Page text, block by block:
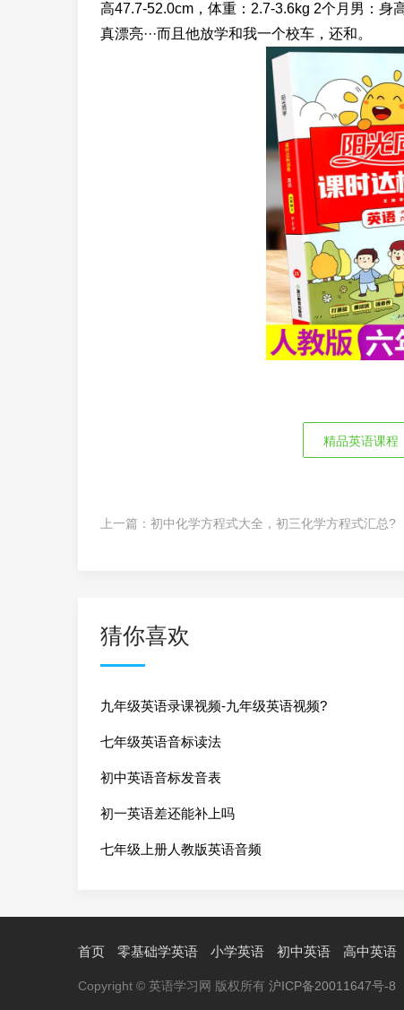
高47.7-52.0cm，体重：2.7-3.6kg 2个月男：身
真漂亮···而且他放学和我一个校车，还和。
精品英语课程
上一篇： 初中化学方程式大全，初三化学方程式汇总?
猜你喜欢
九年级英语录课视频-九年级英语视频?
七年级英语音标读法
初中英语音标发音表
初一英语差还能补上吗
七年级上册人教版英语音频
首页 零基础学英语 小学英语 初中英语 高中英语
Copyright © 英语学习网 版权所有 沪ICP备20011647号-8